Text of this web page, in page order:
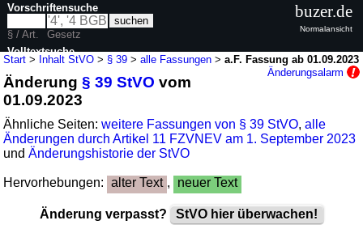
Start > Inhalt StVO > § 39 >alle Fassungen >a.F. Fassung ab 01.09.2023
Änderungsalarm
Änderung§ 39 StVO vom
01.09.2023
Ähnliche Seiten:weitere Fassungen von § 39 StVO,alle
Änderungen durch Artikel 11 FZVNEV am 1. September 2023
undÄnderungshistorie der StVO
Hervorhebungen: alter Text , neuer Text
Änderung verpasst? StVO hier überwachen!
Vorschriftensuche
§ / Art.
Gesetz
Volltextsuche
nur in StVO
buzer.de
Normalansicht